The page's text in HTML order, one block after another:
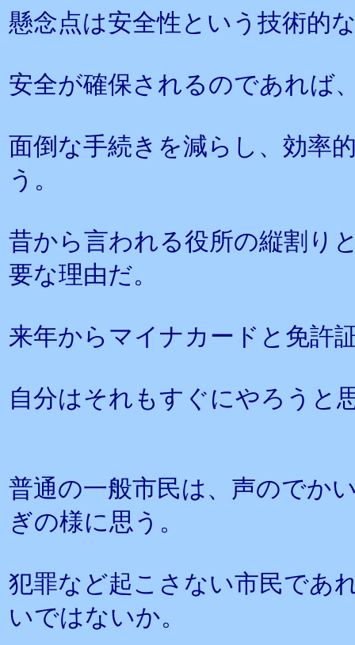
懸念点は安全性という技術的
安全が確保されるのであれば
面倒な手続きを減らし、効率
う。
昔から言われる役所の縦割り
要な理由だ。
来年からマイナカードと免許
自分はそれもすぐにやろうと
普通の一般市民は、声のでか
ぎの様に思う。
犯罪など起こさない市民であ
いではないか。